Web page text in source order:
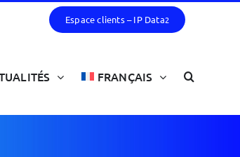
Espace clients – IP Data2
FRANÇAIS